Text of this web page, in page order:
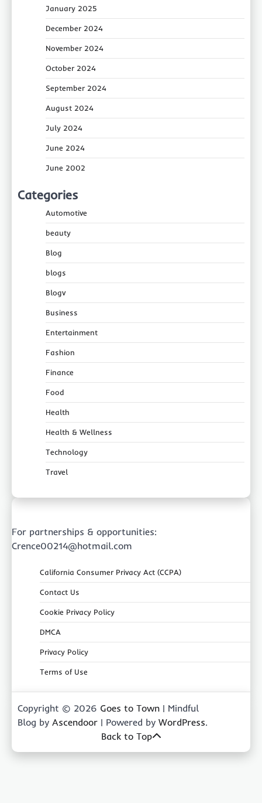
January 2025
December 2024
November 2024
October 2024
September 2024
August 2024
July 2024
June 2024
June 2002
Categories
Automotive
beauty
Blog
blogs
Blogv
Business
Entertainment
Fashion
Finance
Food
Health
Health & Wellness
Technology
Travel
For partnerships & opportunities:
Crence00214@hotmail.com
California Consumer Privacy Act (CCPA)
Contact Us
Cookie Privacy Policy
DMCA
Privacy Policy
Terms of Use
Copyright © 2026 Goes to Town | Mindful
Blog by Ascendoor | Powered by WordPress.
Back to Top